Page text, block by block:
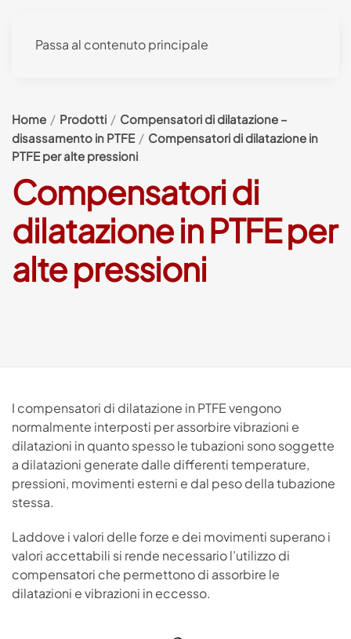
Passa al contenuto principale
Home Prodotti
Compensatori di dilatazione –
disassamento in PTFE
Compensatori di dilatazione in
PTFE per alte pressioni
Compensatori di
dilatazione in PTFE per
alte pressioni
I compensatori di dilatazione in PTFE vengono
normalmente interposti per assorbire vibrazioni e
dilatazioni in quanto spesso le tubazioni sono soggette
a dilatazioni generate dalle differenti temperature,
pressioni, movimenti esterni e dal peso della tubazione
stessa.
Laddove i valori delle forze e dei movimenti superano i
valori accettabili si rende necessario l’utilizzo di
compensatori che permettono di assorbire le
dilatazioni e vibrazioni in eccesso.